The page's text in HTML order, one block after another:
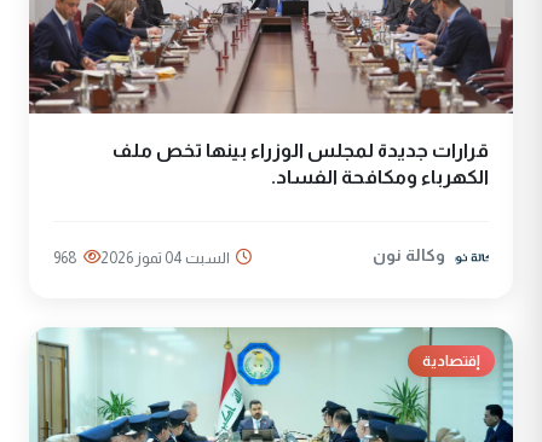
قرارات جديدة لمجلس الوزراء بينها تخص ملف
الكهرباء ومكافحة الفساد.
وكالة نون السبت 04 تموز 2026 968
إقتصادية